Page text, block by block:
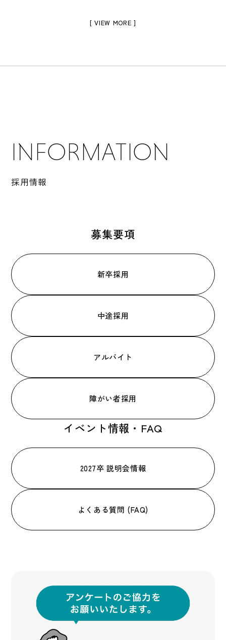
[ VIEW MORE ]
INFORMATION
採用情報
募集要項
新卒採用
中途採用
アルバイト
障がい者採用
イベント情報・FAQ
2027卒 説明会情報
よくある質問 (FAQ)